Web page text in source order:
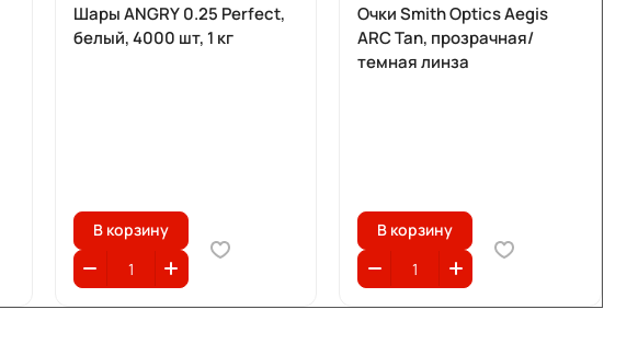
Шары ANGRY 0.25 Perfect,
белый, 4000 шт, 1 кг
В корзину
Очки Smith Optics Aegis
ARC Tan, прозрачная/
темная линза
В корзину